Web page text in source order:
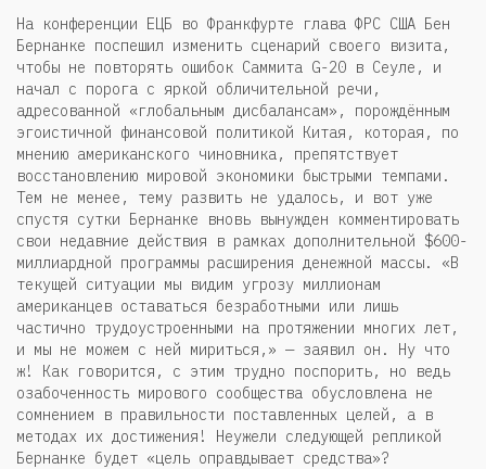
На конференции ЕЦБ во Франкфурте глава ФРС США Бен
Бернанке поспешил изменить сценарий своего визита,
чтобы не повторять ошибок Саммита G-20 в Сеуле, и
начал с порога с яркой обличительной речи,
адресованной «глобальным дисбалансам», порождённым
эгоистичной финансовой политикой Китая, которая, по
мнению американского чиновника, препятствует
восстановлению мировой экономики быстрыми темпами.
Тем не менее, тему развить не удалось, и вот уже
спустя сутки Бернанке вновь вынужден комментировать
свои недавние действия в рамках дополнительной $600-
миллиардной программы расширения денежной массы. «В
текущей ситуации мы видим угрозу миллионам
американцев оставаться безработными или лишь
частично трудоустроенными на протяжении многих лет,
и мы не можем с ней мириться,» — заявил он. Ну что
ж! Как говорится, с этим трудно поспорить, но ведь
озабоченность мирового сообщества обусловлена не
сомнением в правильности поставленных целей, а в
методах их достижения! Неужели следующей репликой
Бернанке будет «цель оправдывает средства»?